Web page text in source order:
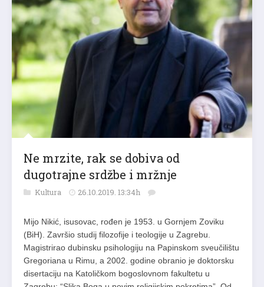
Ne mrzite, rak se dobiva od
dugotrajne srdžbe i mržnje
Kultura 26.10.2019. 13:34h
Mijo Nikić, isusovac, rođen je 1953. u Gornjem Zoviku
(BiH). Završio studij filozofije i teologije u Zagrebu.
Magistrirao dubinsku psihologiju na Papinskom sveučilištu
Gregoriana u Rimu, a 2002. godine obranio je doktorsku
disertaciju na Katoličkom bogoslovnom fakultetu u
Zagrebu: “Slika Boga u novim religijskim pokretima”. Od